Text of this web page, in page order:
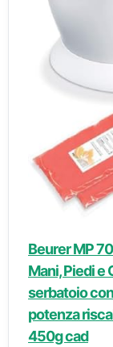
Beurer MP
Mani, Piedi e
serbatoio
potenza
450g cad